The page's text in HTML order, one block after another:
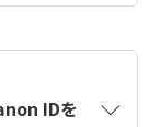
ます。
IDを